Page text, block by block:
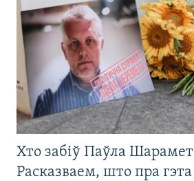
Хто забіў Паўла
Расказваем, што пра